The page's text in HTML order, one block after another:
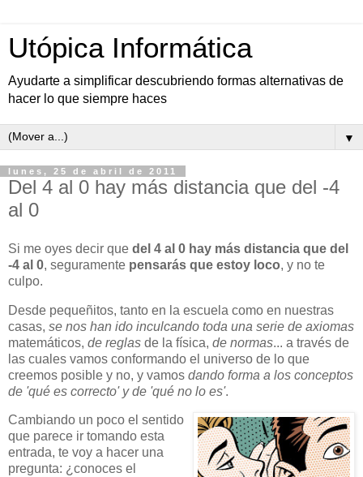
Utópica Informática
Ayudarte a simplificar descubriendo formas alternativas de
hacer lo que siempre haces
▼
lunes, 25 de abril de 2011
Del 4 al 0 hay más distancia que del -4
al 0
Si me oyes decir que del 4 al 0 hay más distancia que del
-4 al 0, seguramente pensarás que estoy loco, y no te
culpo.
Desde pequeñitos, tanto en la escuela como en nuestras
casas, se nos han ido inculcando toda una serie de axiomas
matemáticos, de reglas de la física, de normas... a través de
las cuales vamos conformando el universo de lo que
creemos posible y no, y vamos dando forma a los conceptos
de 'qué es correcto' y de 'qué no lo es'.
Cambiando un poco el sentido
que parece ir tomando esta
entrada, te voy a hacer una
pregunta: ¿conoces el